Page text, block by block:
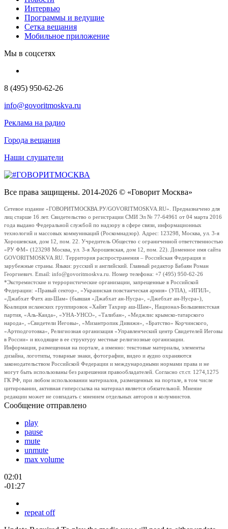
Интервью
Программы и ведущие
Сетка вещания
Мобильное приложение
Мы в соцсетях
8 (495) 950-62-26
info@govoritmoskva.ru
Реклама на радио
Города вещания
Наши слушатели
Все права защищены. 2014-2026 © «Говорит Москва»
Сетевое издание «ГОВОРИТМОСКВА.РУ/GOVORITMOSKVA.RU». Предназначено для
лиц старше 16 лет. Свидетельство о регистрации СМИ Эл № 77-64961 от 04 марта 2016
года выдано Федеральной службой по надзору в сфере связи, информационных
технологий и массовых коммуникаций (Роскомнадзор). Адрес: 123298, Москва, ул. 3-я
Хорошевская, дом 12, пом. 22. Учредитель Общество с ограниченной ответственностью
«РУ ФМ» (123298 Москва, ул. 3-я Хорошевская, дом 12, пом. 22). Доменное имя сайта
GOVORITMOSKVA.RU. Территория распространения – Российская Федерация и
зарубежные страны. Языки: русский и английский. Главный редактор Бабаян Роман
Георгиевич. Email: info@govoritmoskva.ru. Номер телефона: +7 (495) 950-62-26
*Экстремистские и террористические организации, запрещенные в Российской
Федерации: «Правый сектор», «Украинская повстанческая армия» (УПА), «ИГИЛ»,
«Джабхат Фатх аш-Шам» (бывшая «Джабхат ан-Нусра», «Джебхат ан-Нусра»),
Коалиция исламских группировок «Хайят Тахрир аш-Шам», Национал-Большевистская
партия, «Аль-Каида», «УНА-УНСО», «Талибан», «Меджлис крымско-татарского
народа», «Свидетели Иеговы», «Мизантропик Дивижн», «Братство» Корчинского,
«Артподготовка», Религиозная организация «Управленческий центр Свидетелей Иеговы
в России» и входящие в ее структуру местные религиозные организации.
Информация, размещенная на портале, а именно: текстовые материалы, элементы
дизайна, логотипы, товарные знаки, фотографии, видео и аудио охраняются
законодательством Российской Федерации и международными нормами права и не
могут быть использованы без разрешения правообладателей. Согласно ст.ст. 1274,1275
ГК РФ, при любом использовании материалов, размещенных на портале, в том числе
цитировании, активная гиперссылка на материал является обязательной. Мнение
редакции может не совпадать с мнением отдельных авторов и колумнистов.
Сообщение отправлено
play
pause
mute
unmute
max volume
02:01
-01:27
repeat off